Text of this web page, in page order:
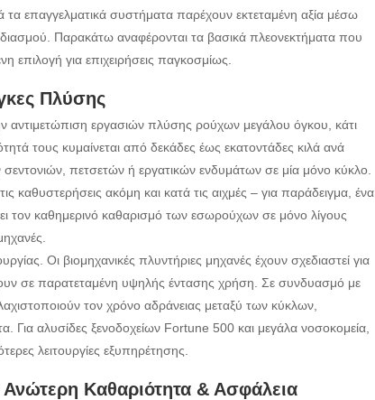
τα επαγγελματικά συστήματα παρέχουν εκτεταμένη αξία μέσω
Παρακάτω αναφέρονται τα βασικά πλεονεκτήματα που
επιλογή για επιχειρήσεις παγκοσμίως.
Πλύσης
αντιμετώπιση εργασιών πλύσης ρούχων μεγάλου όγκου, κάτι
τους κυμαίνεται από δεκάδες έως εκατοντάδες κιλά ανά
πετσετών ή εργατικών ενδυμάτων σε μία μόνο κύκλο.
καθυστερήσεις ακόμη και κατά τις αιχμές – για παράδειγμα, ένα
τον καθημερινό καθαρισμό των εσωρούχων σε μόνο λίγους
Οι βιομηχανικές πλυντήριες μηχανές έχουν σχεδιαστεί για
σε παρατεταμένη υψηλής έντασης χρήση. Σε συνδυασμό με
τον χρόνο αδράνειας μεταξύ των κύκλων,
Για αλυσίδες ξενοδοχείων Fortune 500 και μεγάλα νοσοκομεία,
λειτουργίες εξυπηρέτησης.
Καθαριότητα & Ασφάλεια